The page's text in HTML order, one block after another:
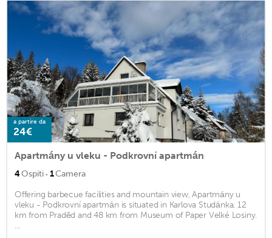
a partire da
24€
Apartmány u vleku - Podkrovní apartmán
4Ospiti · 1Camera
Offering barbecue facilities and mountain view, Apartmány u
vleku - Podkrovní apartmán is situated in Karlova Studánka, 12
km from Praděd and 48 km from Museum of Paper Velké Losiny.
...